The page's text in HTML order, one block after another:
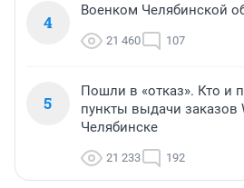
4
Военком Челябинской
21 460 107
5
Пошли в «отказ». Кто и
пункты выдачи заказов
Челябинске
21 233 192